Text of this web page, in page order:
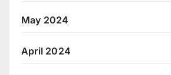
May 2024
April 2024